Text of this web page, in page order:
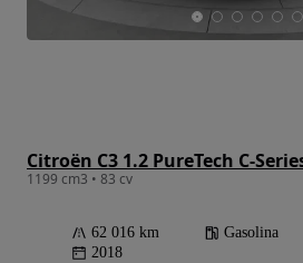
Citroën C3 1.2 PureTech C-
1199 cm3 • 83 cv
62 016 km Gasolina
2018